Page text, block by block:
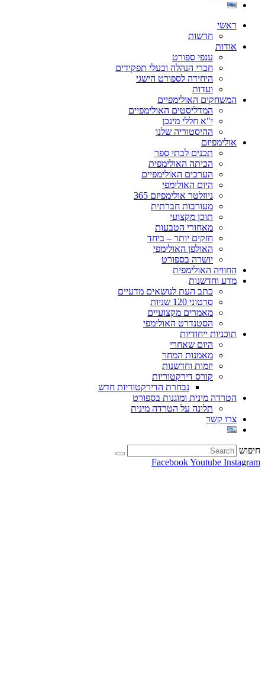
ראשי
חדשות
אודות
ענפי ספורט
חברי הנהלה ובעלי תפקידים
היחידה לספורט הישגי
ועדות
המשחקים האולימפיים
המדליסטים האולימפיים
י"א חללי מינכן
ההיסטוריה שלנו
אולימפיזם
תכנים לבתי ספר
הכיתה האולימפית
הערכים האולימפיים
היום האולימפי
ניוזלטר אולימפיזם 365
מעורבות חברתית
תוכן מקצועי
מאחורי הטבעות
חזקים יותר – ביחד
האולפן האולימפי
יושרה בספורט
החוויה האולימפית
מדע וחדשנות
כתב העת לנושאים מדעיים
סרטוני 120 שניות
מאמרים מקצועיים
הסטנדרט האולימפי
תוכניות ייחודיות
היום שאחרי
מאמנות המחר
יזמות וחדשנות
קורס דירקטוריות
נבחרת הדירקטוריות חדש
הטרדה מינית ומוגנות בספורט
תלונה על הטרדה מינית
צרו קשר
חיפוש
FacebookYoutube Instagram